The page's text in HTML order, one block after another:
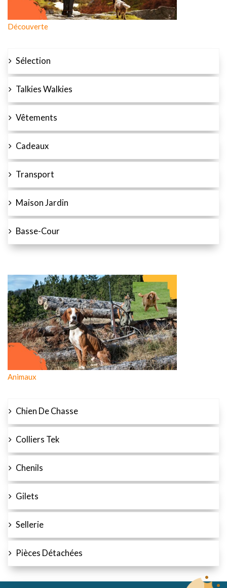
Découverte
Sélection
Talkies Walkies
Vêtements
Cadeaux
Transport
Maison Jardin
Basse-Cour
Animaux
Chien De Chasse
Colliers Tek
Chenils
Gilets
Sellerie
Pièces Détachées